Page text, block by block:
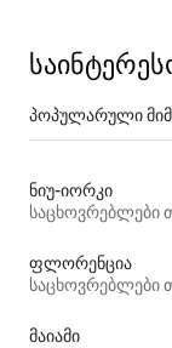
პოპულარული
ნიუ-იორკი
საცხოვრებლები
ფლორენცია
საცხოვრებლები
მაიამი